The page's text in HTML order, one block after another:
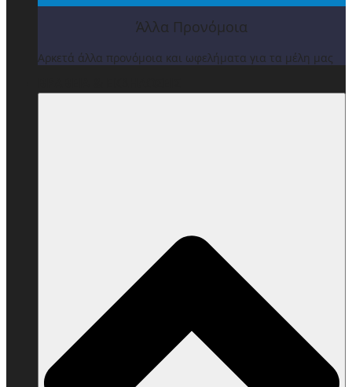
Άλλα Προνόμοια
Αρκετά άλλα προνόμοια και ωφελήματα για τα μέλη μας